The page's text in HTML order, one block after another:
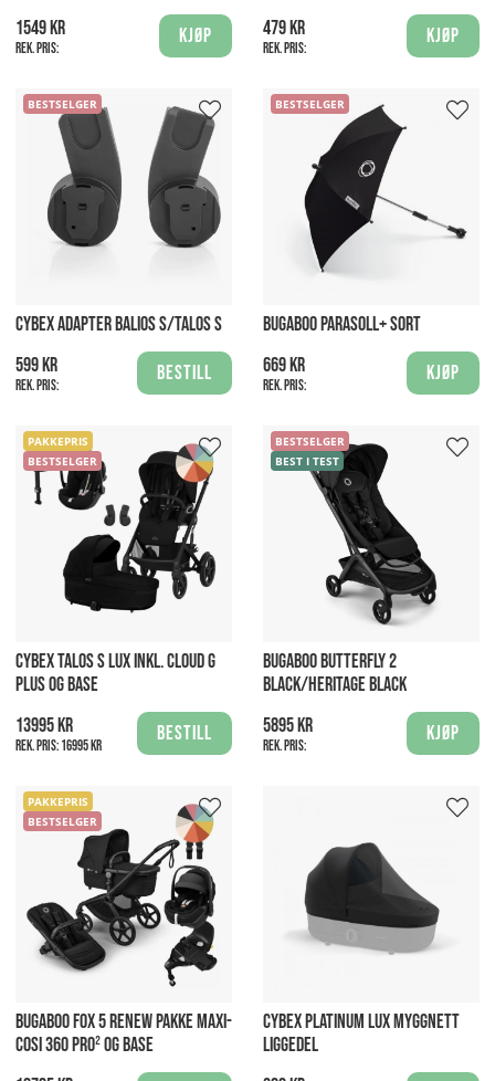
1549 kr
Rek. pris:
Kjøp
479 kr
Rek. pris:
Kjøp
BESTSELGER
CYBEX ADAPTER BALIOS S/TALOS S
599 kr
Rek. pris:
Bestill
BESTSELGER
BUGABOO PARASOLL+ SORT
669 kr
Rek. pris:
Kjøp
PAKKEPRIS
BESTSELGER
CYBEX TALOS S LUX INKL. CLOUD G
PLUS OG BASE
13995 kr
Rek. pris:16995 kr
Bestill
BESTSELGER
BEST I TEST
BUGABOO BUTTERFLY 2
BLACK/HERITAGE BLACK
5895 kr
Rek. pris:
Kjøp
PAKKEPRIS
BESTSELGER
BUGABOO FOX 5 RENEW PAKKE MAXI-
COSI 360 PRO² OG BASE
CYBEX PLATINUM LUX MYGGNETT
LIGGEDEL